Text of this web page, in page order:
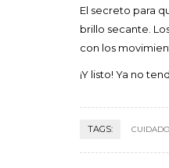
El secreto para
brillo secante.
con los
¡Y listo! Ya no
TAGS: